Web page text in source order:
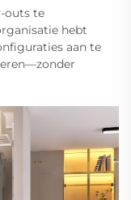
outs te
hebt
aan te